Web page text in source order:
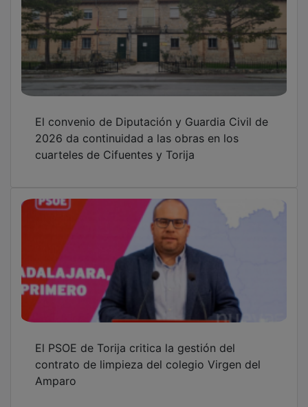
El PSOE de Torija critica la gestión del
contrato de limpieza del colegio Virgen del
Amparo
Torija celebrará las Fiestas de San Cristóbal
del 10 al 12 de julio con encierros, música y
una comida solidaria